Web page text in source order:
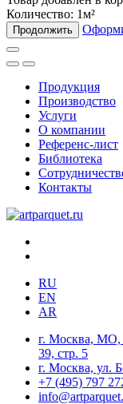
Количество: 1м²
Продолжить
Продукция
Производство
Услуги
О компании
Референс-лист
Библиотека
Контакты
RU
EN
AR
г. Москва, МО,
39, стр. 5
г. Москва, ул.
+7 (495) 797